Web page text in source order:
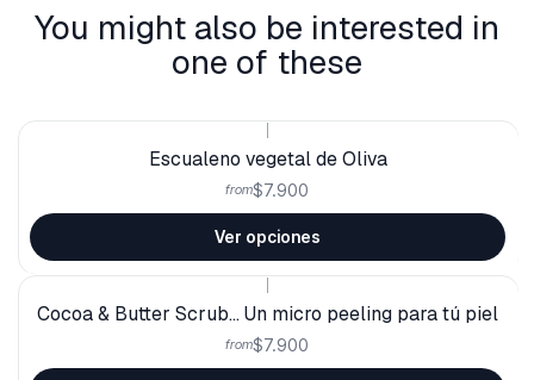
You might also be interested in
one of these
Escualeno vegetal de Oliva
from$7.900
Ver opciones
Cocoa & Butter Scrub... Un micro peeling para tú piel
from$7.900